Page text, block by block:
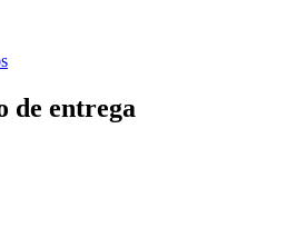
de entrega